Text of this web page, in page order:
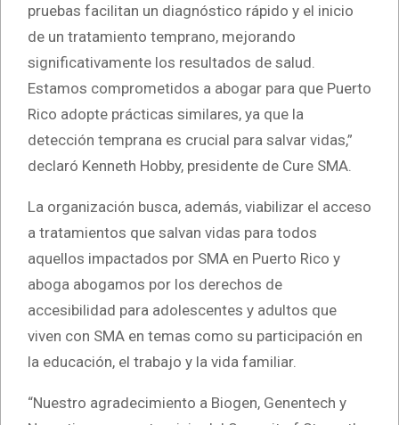
pruebas facilitan un diagnóstico rápido y el inicio
de un tratamiento temprano, mejorando
significativamente los resultados de salud.
Estamos comprometidos a abogar para que Puerto
Rico adopte prácticas similares, ya que la
detección temprana es crucial para salvar vidas,”
declaró Kenneth Hobby, presidente de Cure SMA.
La organización busca, además, viabilizar el acceso
a tratamientos que salvan vidas para todos
aquellos impactados por SMA en Puerto Rico y
aboga abogamos por los derechos de
accesibilidad para adolescentes y adultos que
viven con SMA en temas como su participación en
la educación, el trabajo y la vida familiar.
“Nuestro agradecimiento a Biogen, Genentech y